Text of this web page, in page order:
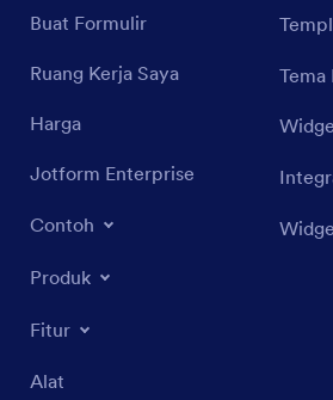
Buat Formulir
Ruang Kerja Saya
Harga
Jotform Enterprise
Contoh
Produk
Fitur
Alat
Tema